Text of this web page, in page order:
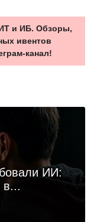
и ИБ. Обзоры,
ивентов
канал!
ИИ:
в...